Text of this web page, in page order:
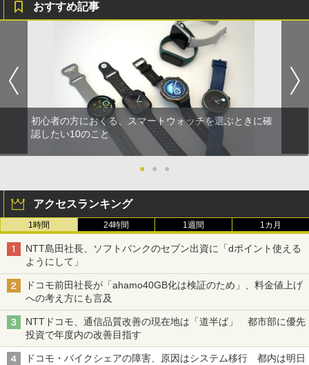
おすすめ記事
初心者の方におくる、スマートウォッチを選ぶときに確
認したい10のこと
● ● ●
アクセスランキング
1時間 24時間 1週間 1カ月
NTT島田社長、ソフトバンクのセブン出資に「dポイント使える
ようにして」
ドコモ前田社長が「ahamo40GB化は検証のため」、料金値上げ
への考え方にも言及
NTTドコモ、通信品質改善の現在地は「道半ば」 都市部に優先
投資で年度内の改善目指す
ドコモ・バイクシェアの障害、原因はシステム移行 都内は明日